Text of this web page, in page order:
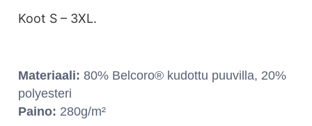
Koot S – 3XL.
Materiaali: 80% Belcoro® kudottu puuvilla, 20%
polyesteri
Paino: 280g/m²